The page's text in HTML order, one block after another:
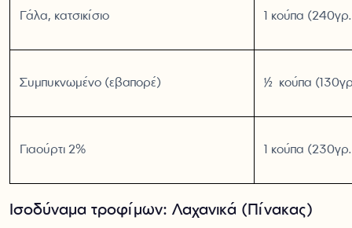
Γάλα, κατσικίσιο 1 κούπα
Συμπυκνωμένο (εβαπορέ) ½ κούπα
Γιαούρτι 2% 1 κούπα
Ισοδύναμα τροφίμων: Λαχανικά (Πίνακας)